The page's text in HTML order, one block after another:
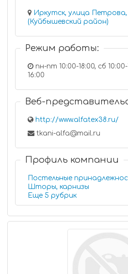
Иркутск, улица Петрова,
(Куйбышевский район)
Режим работы:
пн-пт 10:00-18:00, сб 10:00-
16:00
Веб-
http://www.alfatex38.ru/
tkani-alfa@mail.ru
Профиль компании
Постельные
Шторы, карнизы
Еще 5 рубрик